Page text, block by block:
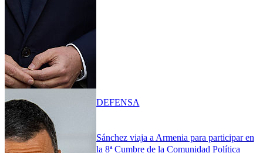
Sánchez viaja a Armenia para participar en
la 8ª Cumbre de la Comunidad Política
DEFENSA